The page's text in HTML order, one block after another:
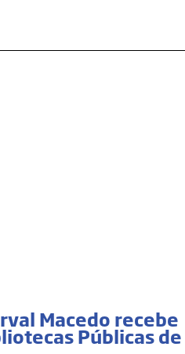
Macedo recebe
Públicas